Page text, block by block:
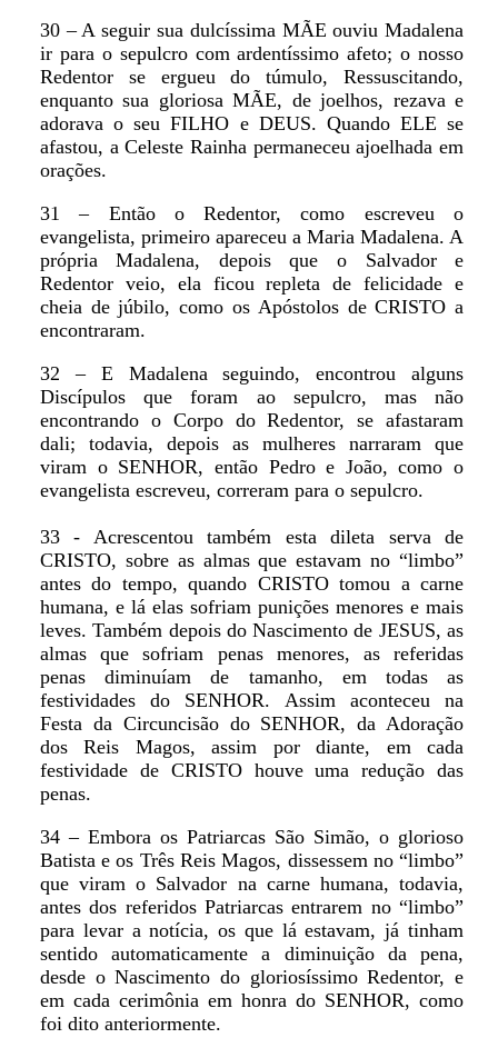
30 – A seguir sua dulcíssima MÃE ouviu Madalena
ir para o sepulcro com ardentíssimo afeto; o nosso
Redentor se ergueu do túmulo, Ressuscitando,
enquanto sua gloriosa MÃE, de joelhos, rezava e
adorava o seu FILHO e DEUS. Quando ELE se
afastou, a Celeste Rainha permaneceu ajoelhada em
orações.
31 – Então o Redentor, como escreveu o
evangelista, primeiro apareceu a Maria Madalena. A
própria Madalena, depois que o Salvador e
Redentor veio, ela ficou repleta de felicidade e
cheia de júbilo, como os Apóstolos de CRISTO a
encontraram.
32 – E Madalena seguindo, encontrou alguns
Discípulos que foram ao sepulcro, mas não
encontrando o Corpo do Redentor, se afastaram
dali; todavia, depois as mulheres narraram que
viram o SENHOR, então Pedro e João, como o
evangelista escreveu, correram para o sepulcro.
33 - Acrescentou também esta dileta serva de
CRISTO, sobre as almas que estavam no “limbo”
antes do tempo, quando CRISTO tomou a carne
humana, e lá elas sofriam punições menores e mais
leves. Também depois do Nascimento de JESUS, as
almas que sofriam penas menores, as referidas
penas diminuíam de tamanho, em todas as
festividades do SENHOR. Assim aconteceu na
Festa da Circuncisão do SENHOR, da Adoração
dos Reis Magos, assim por diante, em cada
festividade de CRISTO houve uma redução das
penas.
34 – Embora os Patriarcas São Simão, o glorioso
Batista e os Três Reis Magos, dissessem no “limbo”
que viram o Salvador na carne humana, todavia,
antes dos referidos Patriarcas entrarem no “limbo”
para levar a notícia, os que lá estavam, já tinham
sentido automaticamente a diminuição da pena,
desde o Nascimento do gloriosíssimo Redentor, e
em cada cerimônia em honra do SENHOR, como
foi dito anteriormente.